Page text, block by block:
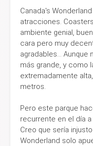
Canada's
atracciones.
ambiente genial,
cara pero muy
agradables...
más grande, y como
extremadamente
metros.
Pero este parque
recurrente en el día
Creo que sería
Wonderland solo